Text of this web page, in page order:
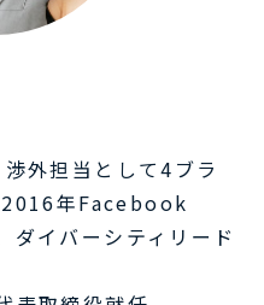
外担当として4ブラ
年Facebook
イバーシティリード